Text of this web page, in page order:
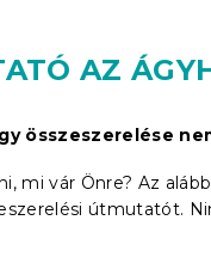
AZ
összeszerelése
mi vár Önre? Az
útmutatót.